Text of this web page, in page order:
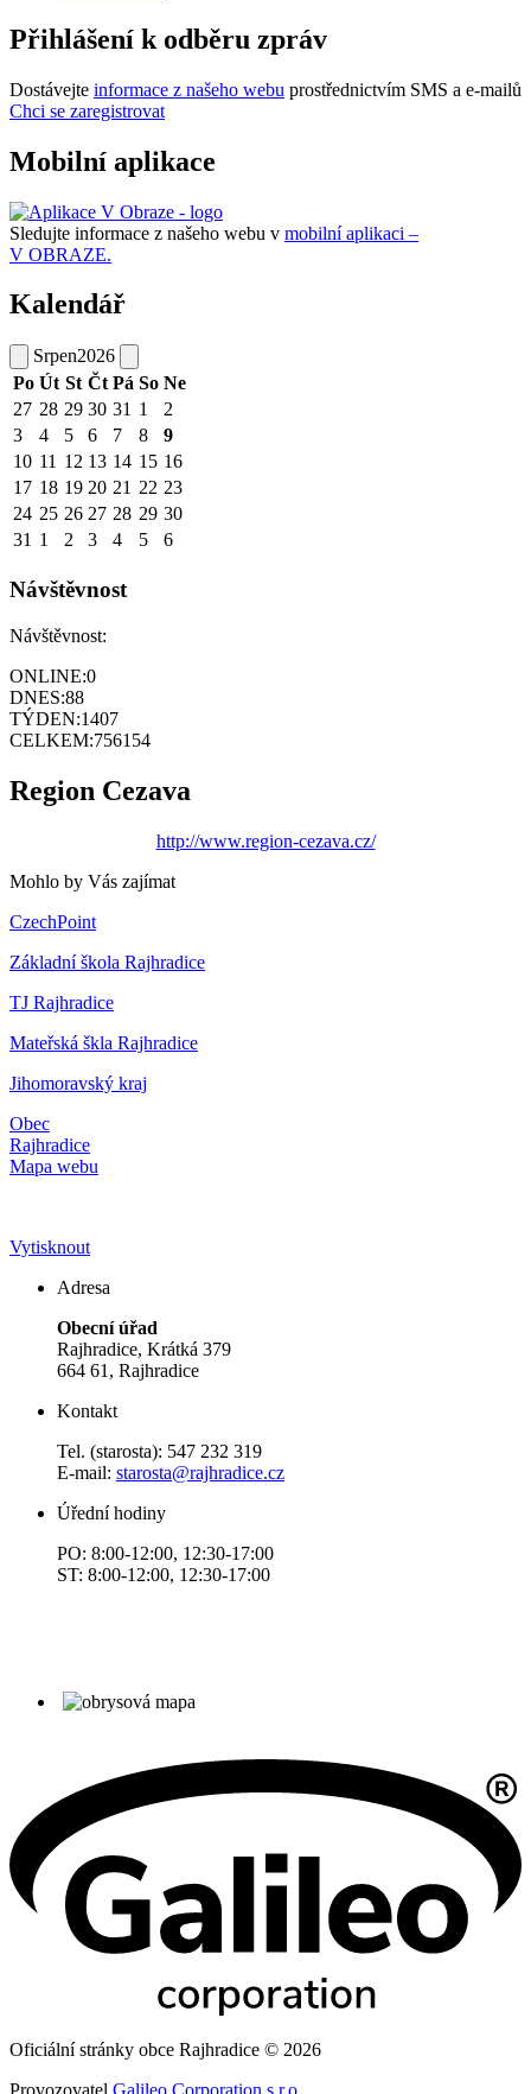
Přihlášení k odběru zpráv
Dostávejte informace z našeho webu prostřednictvím SMS a e-mailů
Chci se zaregistrovat
Mobilní aplikace
Sledujte informace z našeho webu v mobilní aplikaci –
V OBRAZE.
Kalendář
Srpen2026
Po Út St Čt Pá So Ne
27 28 29 30 31 1
2
3
4 5 6 7 8
9
10 11 12 13 14 15 16
17 18 19 20 21 22 23
24 25 26 27 28 29 30
31 1 2 3 4 5 6
Návštěvnost
Návštěvnost:
ONLINE:0
DNES:88
TÝDEN:1407
CELKEM:756154
Region Cezava
http://www.region-cezava.cz/
Mohlo by Vás zajímat
CzechPoint
Základní škola Rajhradice
TJ Rajhradice
Mateřská škla Rajhradice
Jihomoravský kraj
Obec
Rajhradice
Mapa webu
Vytisknout
Adresa
Obecní úřad
Rajhradice, Krátká 379
664 61, Rajhradice
Kontakt
Tel. (starosta): 547 232 319
E-mail: starosta@rajhradice.cz
Úřední hodiny
PO: 8:00-12:00, 12:30-17:00
ST: 8:00-12:00, 12:30-17:00
Oficiální stránky obce Rajhradice © 2026
Provozovatel Galileo Corporation s.r.o.